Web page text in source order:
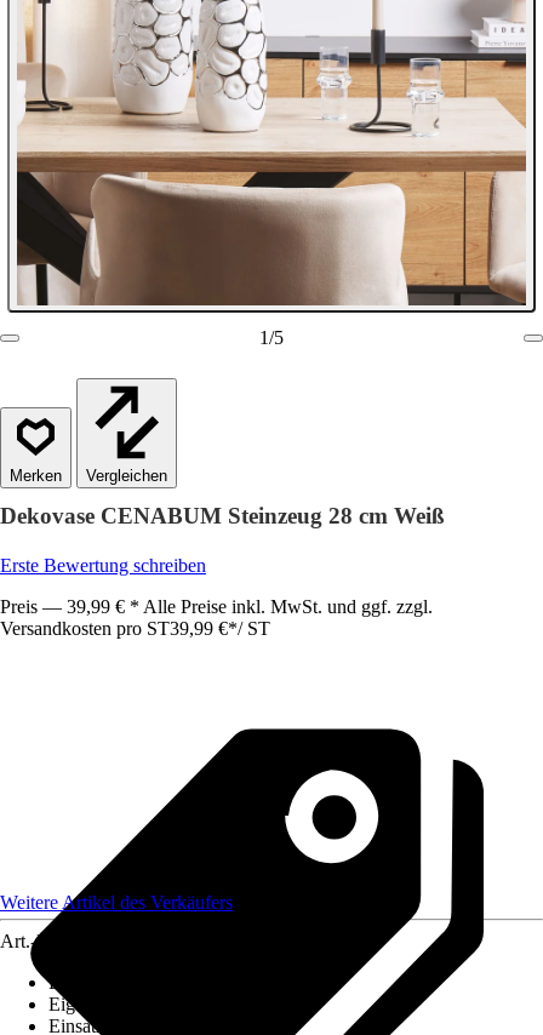
1/5
Vergleichen
Dekovase CENABUM Steinzeug 28 cm Weiß
Erste Bewertung schreiben
Preis — 39,99 € * Alle Preise inkl. MwSt. und ggf. zzgl.
Versandkosten pro ST39,99 €*/ ST
Weitere Artikel des Verkäufers
Art.-Nr.
Bodenloch
Eigenschaft
Einsatzbereich